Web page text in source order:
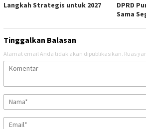
Langkah Strategis untuk 2027 ‎
DPRD
Sama
Tinggalkan Balasan
Alamat email Anda tidak akan dipublikasikan. Ruas